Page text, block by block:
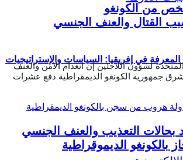
المعرفة في إفريقيا: السياسات والإستراتيجيات
شخص من الكونغو
القتال والعنف الجنسي
لشؤون اللاجئين إن انعدام الأمن والعنف
جمهورية الكونغو الديمقراطية دفع عشرات
بحالات التعذيب والعنف الجنسي
بالكونغو الديموقراطية